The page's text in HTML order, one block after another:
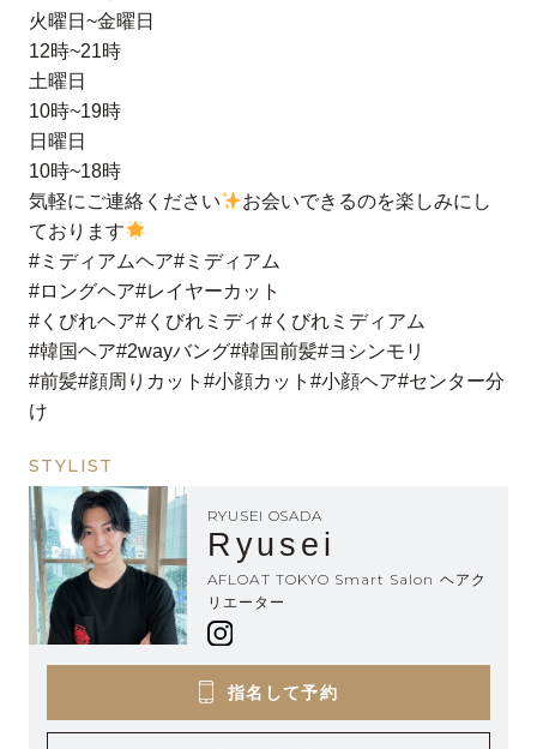
火曜日~金曜日
12時~21時
土曜日
10時~19時
日曜日
10時~18時
気軽にご連絡ください
お会いできるのを楽しみにし
ております
#ミディアムヘア#ミディアム
#ロングヘア#レイヤーカット
#くびれヘア#くびれミディ#くびれミディアム
#韓国ヘア#2wayバング#韓国前髪#ヨシンモリ
#前髪#顔周りカット#小顔カット#小顔ヘア#センター分
け
STYLIST
RYUSEI OSADA
Ryusei
AFLOAT TOKYO Smart Salon ヘアク
リエーター
指名して予約